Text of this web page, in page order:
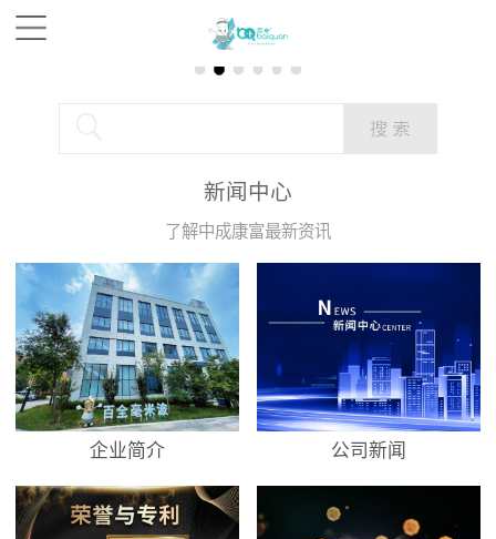
新闻中心
了解中成康富最新资讯
企业简介 公司新闻